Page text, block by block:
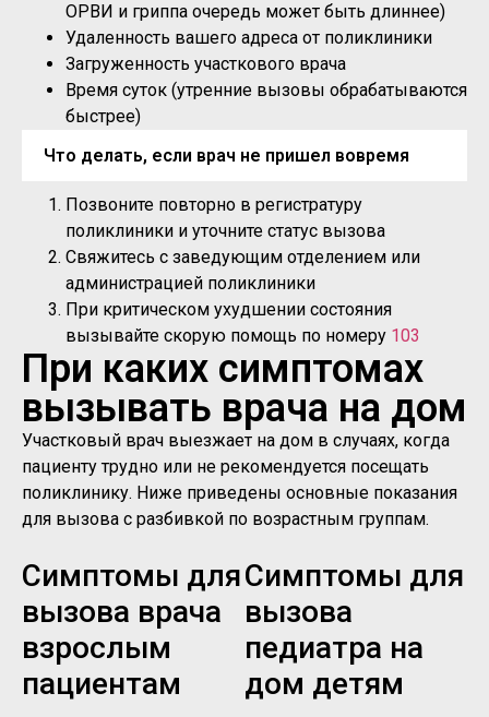
ОРВИ и гриппа очередь может быть длиннее)
Удаленность вашего адреса от поликлиники
Загруженность участкового врача
Время суток (утренние вызовы обрабатываются
быстрее)
Что делать, если врач не пришел вовремя
Позвоните повторно в регистратуру
поликлиники и уточните статус вызова
Свяжитесь с заведующим отделением или
администрацией поликлиники
При критическом ухудшении состояния
вызывайте скорую помощь по номеру 103
При каких симптомах
вызывать врача на дом
Участковый врач выезжает на дом в случаях, когда
пациенту трудно или не рекомендуется посещать
поликлинику. Ниже приведены основные показания
для вызова с разбивкой по возрастным группам.
Симптомы для
вызова врача
взрослым
пациентам
Симптомы для
вызова
педиатра на
дом детям